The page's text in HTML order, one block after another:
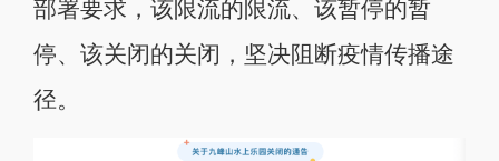
部署要求，该限流的限流、该暂停的暂
停、该关闭的关闭，坚决阻断疫情传播途
径。